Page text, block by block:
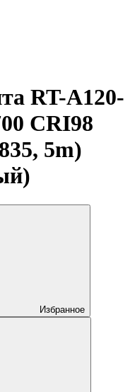
RT-A120-
CRI98
5m)
Избранное